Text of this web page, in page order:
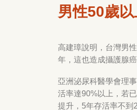
男性50歲
高建璋說明，台灣男
年，這也造成攝護腺
亞洲泌尿科醫學會理
活率達90%以上，若
提升， 5年存活率不到